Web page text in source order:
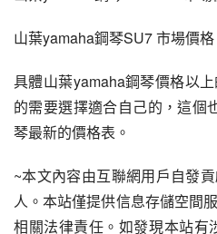
山葉yamaha鋼琴SU7 市場價格
具體山葉yamaha鋼琴價格以
的需要選擇適合自己的，這個
琴最新的價格表。
~本文內容由互聯網用戶自發
人。本站僅提供信息存儲空間
相關法律責任。如發現本站有